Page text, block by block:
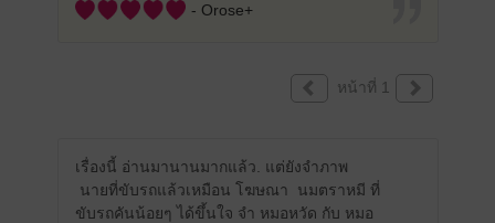
- Orose+
หน้าที่ 1
เรื่องนี้ อ่านมานานมากแล้ว. แต่ยังจำภาพ
นายที่ขับรถแล้วเหมือน โฆษณา นมตราหมี ที่
ขับรถคันน้อยๆ ได้ขึ้นใจ จำ หมอหวัด กับ หมอ